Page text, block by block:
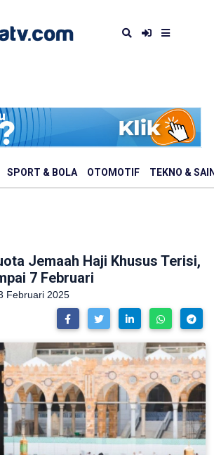
SPORT & BOLA OTOMOTIF TEKNO &
Jemaah Haji Khusus Terisi,
7 Februari
Februari 2025